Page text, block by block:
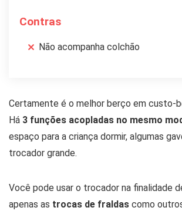
Contras
Não acompanha colchão
Certamente é o melhor berço em custo-
Há 3 funções acopladas no mesmo
espaço para a criança dormir, algumas
trocador grande.
Você pode usar o trocador na finalidade
apenas as trocas de fraldas como